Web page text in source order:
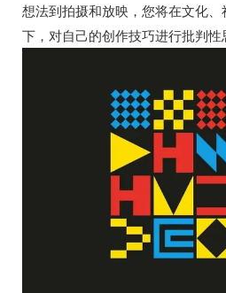
想法到拍摄和放映，您将在文化
下，对自己的创作技巧进行批判性